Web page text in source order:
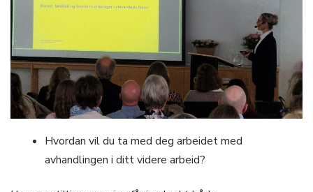
Hvordan vil du ta med deg arbeidet med
avhandlingen i ditt videre arbeid?